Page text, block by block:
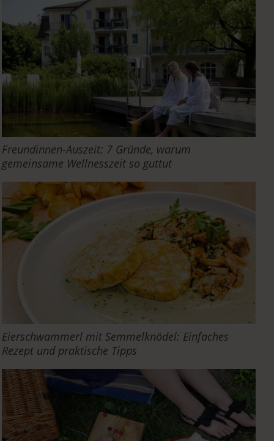
Freundinnen-Auszeit: 7 Gründe, warum
gemeinsame Wellnesszeit so guttut
Eierschwammerl mit Semmelknödel: Einfaches
Rezept und praktische Tipps